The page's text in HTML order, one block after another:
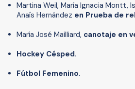
Martina Weil, María Ignacia Montt,
Anaís Hernández en Prueba de
María José Mailliard, canotaje en
Hockey Césped.
Fútbol Femenino.